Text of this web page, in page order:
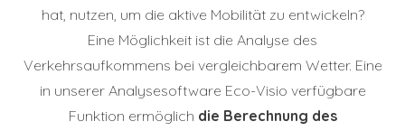
hat, nutzen, um die aktive Mobilität zu entwickeln?
Eine Möglichkeit ist die Analyse des
Verkehrsaufkommens bei vergleichbarem Wetter. Eine
in unserer Analysesoftware Eco-Visio verfügbare
Funktion ermöglich die Berechnung des